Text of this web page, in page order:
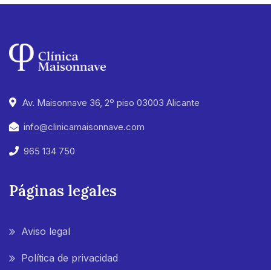
Av. Maisonnave 36, 2º piso 03003 Alicante
info@clinicamaisonnave.com
965 134 750
Páginas legales
Aviso legal
Política de privacidad